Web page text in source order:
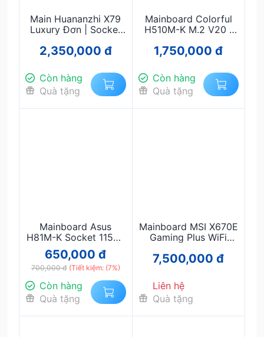
Main Huananzhi X79
Luxury Đơn | Socket
| DDR3 | Gaming &
2,350,000 đ
Còn hàng
Quà tặng
Mainboard Colorful
H510M-K M.2 V20 |
Intel Gen 10/11 | DDR4
1,750,000 đ
Còn hàng
Quà tặng
Mainboard Asus
H81M-K Socket 1150 |
Hỗ Trợ Intel Gen 4 |
DDR3 | Micro-ATX |
Bền Bỉ, Giá Rẻ
650,000 đ
700,000 đ (Tiết kiệm: (7%)
Còn hàng
Quà tặng
Mainboard MSI X670E
Gaming Plus WiFi
cao, PCIe 5.0, hỗ trợ
Ryzen 7000–8000
7,500,000 đ
Liên hệ
Quà tặng